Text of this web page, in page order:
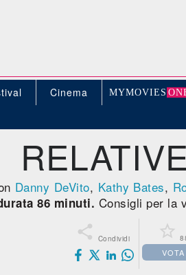
Cinema MYMOVIE S
Danny DeVito, Kathy Bates,
86 minuti. Consigli per la
 Condividi 
VOTA